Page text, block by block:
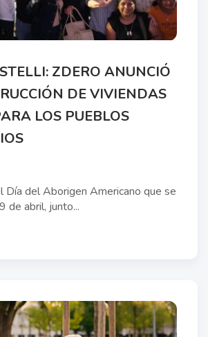
ZDERO ANUNCIÓ
DE VIVIENDAS
LOS PUEBLOS
Día del Aborigen Americano que se
de abril, junto...